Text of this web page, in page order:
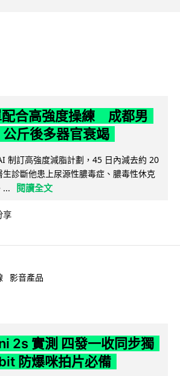
配合高強度操練 成都男
斤後多器官衰竭
制訂高強度減脂計劃，45 日內減去約 20
診斷他患上尿源性膿毒症、膿毒性休克
...
閱讀全文
享
影音產品
2s 實測 四發一收同步獨
防爆咪拍片必備